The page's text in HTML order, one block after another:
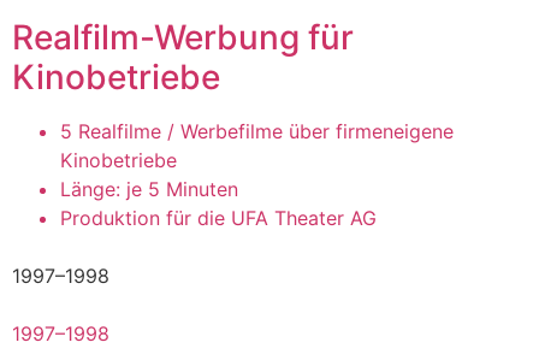
Realfilm-Werbung für
Kinobetriebe
5 Realfilme / Werbefilme über firmeneigene
Kinobetriebe
Länge: je 5 Minuten
Produktion für die UFA Theater AG
1997–1998
1997–1998